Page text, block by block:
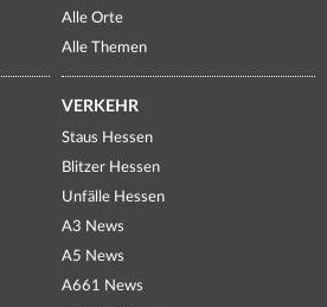
Alle Orte
Alle Themen
VERKEHR
Staus Hessen
Blitzer Hessen
Unfälle Hessen
A3 News
A5 News
A661 News